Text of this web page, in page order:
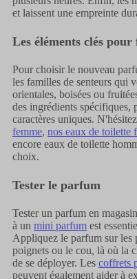
et laissent une empreinte
Les éléments clés
Pour choisir le nouveau
les familles de senteurs qui
orientales, boisées ou
des ingrédients spécifiques,
caractères uniques.
femme, nos eaux de toilette
encore eaux de toilette
choix.
Tester le parfum
Tester un parfum en
à un mini parfum est
Appliquez le parfum sur les
poignets ou le cou, là où la
de se déployer. Les coffrets
peuvent également aider à